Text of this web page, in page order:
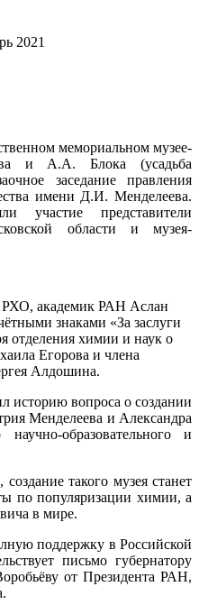
2021
мемориальном музее-
и А.А. Блока (усадьба
заседание правления
имени Д.И. Менделеева.
участие представители
области и музея-
РХО, академик РАН Аслан
знаками «За заслуги
отделения химии и наук о
Егорова и члена
Алдошина.
историю вопроса о создании
Менделеева и Александра
образовательного и
такого музея станет
по популяризации химии, а
в мире.
поддержку в Российской
письмо губернатору
от Президента РАН,